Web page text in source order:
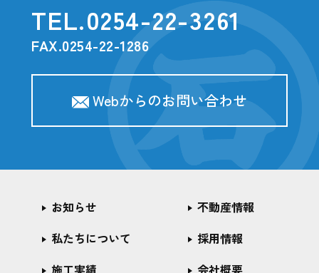
TEL.0254-22-3261
FAX.0254-22-1286
Webからのお問い合わせ
お知らせ
私たちについて
不動産情報
採用情報